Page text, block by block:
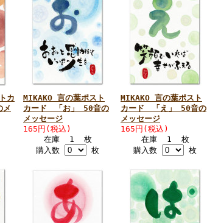
カ
MIKAKO 言の葉ポスト
カード 「お」 50音の
メッセージ
165円(税込)
在庫 1 枚
購入数
枚
MIKAKO 言の葉ポスト
カード 「え」 50音の
メッセージ
165円(税込)
在庫 1 枚
購入数
枚